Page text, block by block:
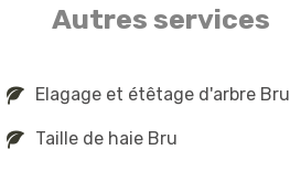
Autres services
Elagage et étêtage d'arbre Bru
Taille de haie Bru